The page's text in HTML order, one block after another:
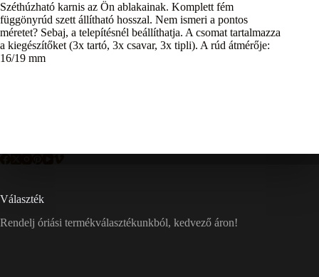
Széthúzható karnis az Ön ablakainak. Komplett fém
függönyrúd szett állítható hosszal. Nem ismeri a pontos
méretet? Sebaj, a telepítésnél beállíthatja. A csomat tartalmazza
a kiegészítőket (3x tartó, 3x csavar, 3x tipli). A rúd átmérője:
16/19 mm
Választék
Rendelj óriási termékválasztékunkból, kedvező áron!